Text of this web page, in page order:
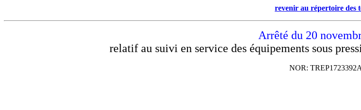
revenir au répertoire des
Arrêté du 20
relatif au suivi en service des équipements sous
NOR: TREP1723392A